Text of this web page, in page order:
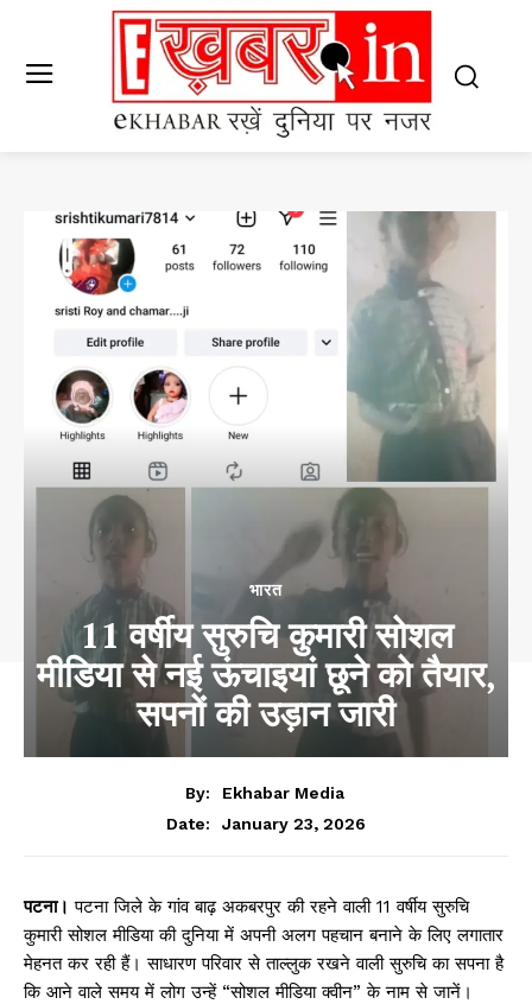
भारत
11 वर्षीय सुरुचि कुमारी सोशल
मीडिया से नई ऊंचाइयां छूने को तैयार,
सपनों की उड़ान जारी
By:
Ekhabar Media
Date:
January 23, 2026
पटना। पटना जिले के गांव बाढ़ अकबरपुर की रहने वाली 11 वर्षीय सुरुचि
कुमारी सोशल मीडिया की दुनिया में अपनी अलग पहचान बनाने के लिए लगातार
मेहनत कर रही हैं। साधारण परिवार से ताल्लुक रखने वाली सुरुचि का सपना है
कि आने वाले समय में लोग उन्हें “सोशल मीडिया क्वीन” के नाम से जानें।